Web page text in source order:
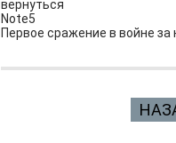
вернуться
Note5
Первое сражение в войне за